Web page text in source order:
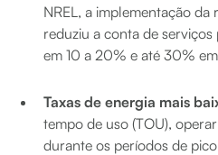
NREL, a implementação
reduziu a conta de
em 10 a 20% e até 30%
Taxas de energia mais
tempo de uso (TOU),
durante os períodos de